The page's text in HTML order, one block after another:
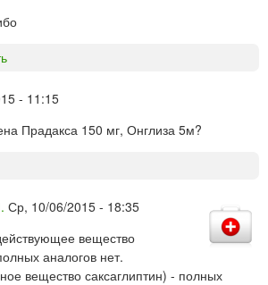
- 11:15
Прадакса 150 мг, Онглиза 5м?
Ср, 10/06/2015 - 18:35
вещество
аналогов нет.
вещество саксаглиптин) - полных